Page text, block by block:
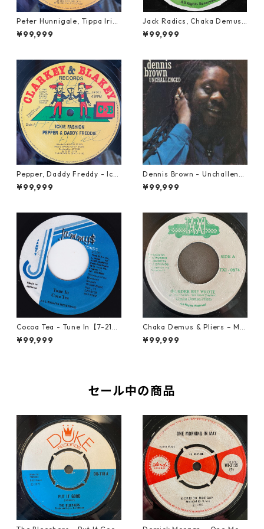
Peter Hunnigale, Tippa Irie
- Raggamuffin Girl【12-50
045】
¥99,999
Jack Radics, Chaka Demus
& Pliers - Twist And Shout
【7-21830】
¥99,999
Pepper, Daddy Freddy - Icki
e Fashion【12-50044】
¥99,999
Dennis Brown - Unchalleng
ed【LP-70046】
¥99,999
Cocoa Tea - Tune In【7-2187
2】
¥99,999
Chaka Demus & Pliers – Mu
rder She Wrote【7-21777】
¥99,999
セール中の商品